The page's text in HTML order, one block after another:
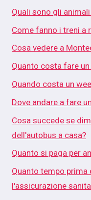
Quali sono gli
Come fanno i treni a
Cosa vedere a
Quanto costa fare
Quando costa un
Dove andare a fare
Cosa succede se
dell'autobus a casa?
Quanto si paga per
Quanto tempo
l'assicurazione